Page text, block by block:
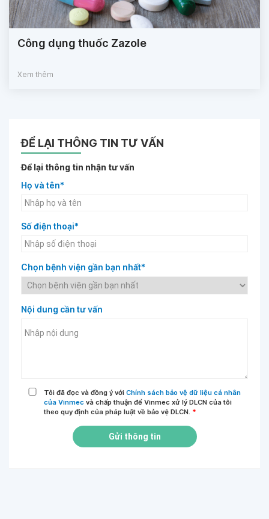
Công dụng thuốc Zazole
Xem thêm
ĐỂ LẠI THÔNG TIN TƯ VẤN
Để lại thông tin nhận tư vấn
Họ và tên*
Số điện thoại*
Chọn bệnh viện gần bạn nhất*
Nội dung cần tư vấn
Tôi đã đọc và đồng ý với Chính sách bảo vệ dữ liệu cá nhân
của Vinmec và chấp thuận để Vinmec xử lý DLCN của tôi
theo quy định của pháp luật về bảo vệ DLCN. *
Gửi thông tin